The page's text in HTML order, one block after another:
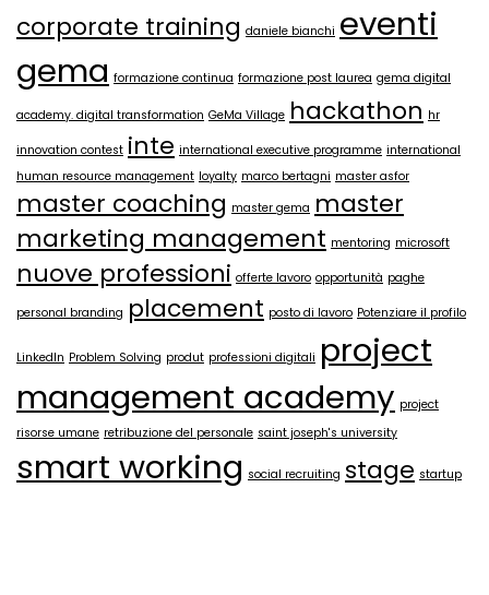
corporate training daniele bianchi eventi
gema formazione continua formazione post laurea gema digital
academy. digital transformation GeMa Village hackathon hr
innovation contest inte international executive programme international
human resource management loyalty marco bertagni master asfor
master coaching master gema master
marketing management mentoring microsoft
nuove professioni offerte lavoro opportunità paghe
personal branding placement posto di lavoro Potenziare il profilo
LinkedIn Problem Solving produt professioni digitali project
management academy project
risorse umane retribuzione del personale saint joseph's university
smart working social recruiting stage startup